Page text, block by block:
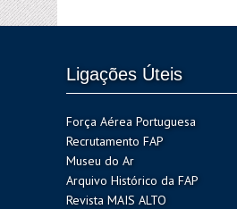
Ligações Úteis
Força Aérea Portuguesa
Recrutamento FAP
Museu do Ar
Arquivo Histórico da FAP
Revista MAIS ALTO